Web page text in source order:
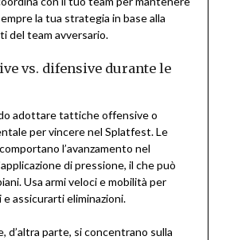
la tua strategia in base alla
del team avversario.
vs. difensive durante le
adottare tattiche offensive o
per vincere nel Splatfest. Le
l’avanzamento nel
di pressione, il che può
Usa armi veloci e mobilità per
assicurarti eliminazioni.
d’altra parte, si concentrano sulla